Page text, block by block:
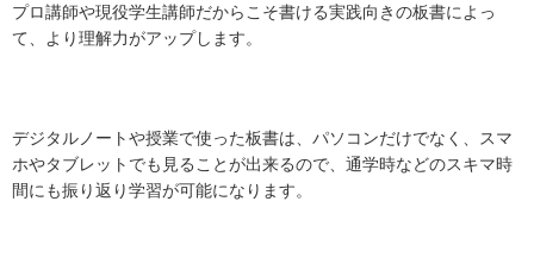
プロ講師や現役学生講師だからこそ書ける実践向きの板書によっ
て、より理解力がアップします。
デジタルノートや授業で使った板書は、パソコンだけでなく、スマ
ホやタブレットでも見ることが出来るので、通学時などのスキマ時
間にも振り返り学習が可能になります。